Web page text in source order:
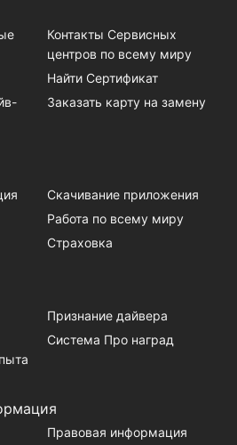
Контакты Сервисных
центров по всему миру
Найти Сертификат
Заказать карту на замену
Скачивание приложения
Работа по всему миру
Страховка
Признание дайвера
Система Про наград
Правовая информация